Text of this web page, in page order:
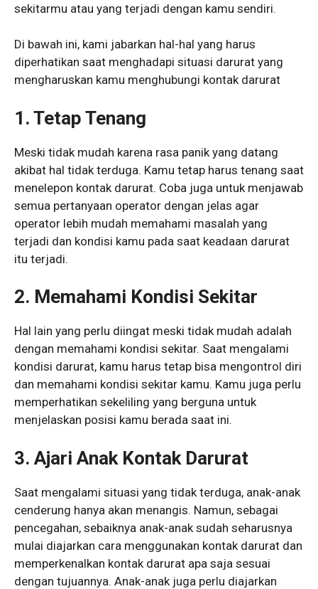
sekitarmu atau yang terjadi dengan kamu sendiri.
Di bawah ini, kami jabarkan hal-hal yang harus
diperhatikan saat menghadapi situasi darurat yang
mengharuskan kamu menghubungi kontak darurat
1. Tetap Tenang
Meski tidak mudah karena rasa panik yang datang
akibat hal tidak terduga. Kamu tetap harus tenang saat
menelepon kontak darurat. Coba juga untuk menjawab
semua pertanyaan operator dengan jelas agar
operator lebih mudah memahami masalah yang
terjadi dan kondisi kamu pada saat keadaan darurat
itu terjadi.
2. Memahami Kondisi Sekitar
Hal lain yang perlu diingat meski tidak mudah adalah
dengan memahami kondisi sekitar. Saat mengalami
kondisi darurat, kamu harus tetap bisa mengontrol diri
dan memahami kondisi sekitar kamu. Kamu juga perlu
memperhatikan sekeliling yang berguna untuk
menjelaskan posisi kamu berada saat ini.
3. Ajari Anak Kontak Darurat
Saat mengalami situasi yang tidak terduga, anak-anak
cenderung hanya akan menangis. Namun, sebagai
pencegahan, sebaiknya anak-anak sudah seharusnya
mulai diajarkan cara menggunakan kontak darurat dan
memperkenalkan kontak darurat apa saja sesuai
dengan tujuannya. Anak-anak juga perlu diajarkan